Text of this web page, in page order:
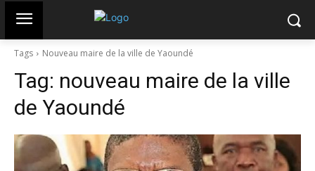
Tags Nouveau maire de la ville de Yaoundé
Tag: nouveau maire de la ville
de Yaoundé